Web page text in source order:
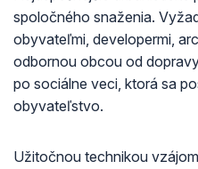
spoločného snaženia.
obyvateľmi, developermi,
odbornou obcou od
po sociálne veci, ktorá sa
obyvateľstvo.
Užitočnou technikou